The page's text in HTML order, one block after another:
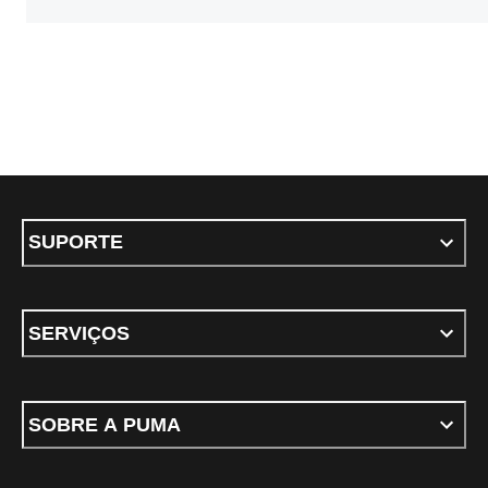
SUPORTE
SERVIÇOS
SOBRE A PUMA